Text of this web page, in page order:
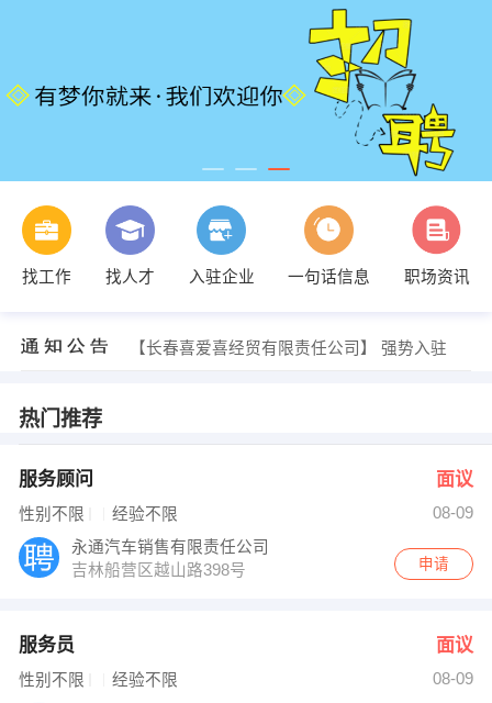
找工作 找人才 入驻企业 一句话信息 职场资讯
于跃 发布 [焊工 ] 招聘信息
【白山市天安金属镁矿业有限公司】 强势入驻
【长春喜爱喜经贸有限责任公司】 强势入驻
热门推荐
服务顾问 面议
性别不限 经验不限
08-09
永通汽车销售有限责任公司
吉林船营区越山路398号
申请
服务员 面议
性别不限 经验不限
08-09